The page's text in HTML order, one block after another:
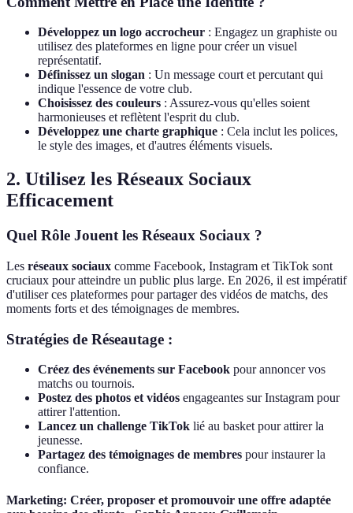
Développez un logo accrocheur : Engagez un graphiste ou
utilisez des plateformes en ligne pour créer un visuel
représentatif.
Définissez un slogan : Un message court et percutant qui
indique l'essence de votre club.
Choisissez des couleurs : Assurez-vous qu'elles soient
harmonieuses et reflètent l'esprit du club.
Développez une charte graphique : Cela inclut les polices,
le style des images, et d'autres éléments visuels.
2. Utilisez les Réseaux Sociaux
Efficacement
Quel Rôle Jouent les Réseaux Sociaux ?
Les réseaux sociaux comme Facebook, Instagram et TikTok sont
cruciaux pour atteindre un public plus large. En 2026, il est impératif
d'utiliser ces plateformes pour partager des vidéos de matchs, des
moments forts et des témoignages de membres.
Stratégies de Réseautage :
Créez des événements sur Facebook pour annoncer vos
matchs ou tournois.
Postez des photos et vidéos engageantes sur Instagram pour
attirer l'attention.
Lancez un challenge TikTok lié au basket pour attirer la
jeunesse.
Partagez des témoignages de membres pour instaurer la
confiance.
Marketing: Créer, proposer et promouvoir une offre adaptée